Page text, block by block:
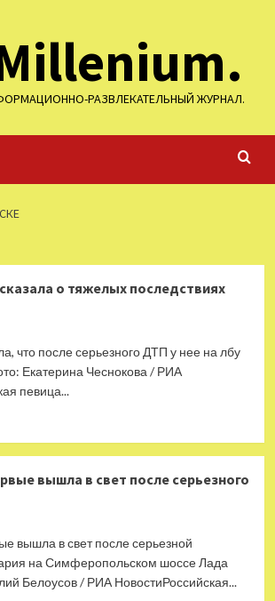
РАЗВЛЕКАТЕЛЬНЫЙ ЖУРНАЛ.
о тяжелых последствиях
что после серьезного ДТП у нее на лбу
Екатерина Чеснокова / РИА
певица...
вышла в свет после серьезного
вышла в свет после серьезной
на Симферопольском шоссе Лада
Белоусов / РИА НовостиРоссийская...